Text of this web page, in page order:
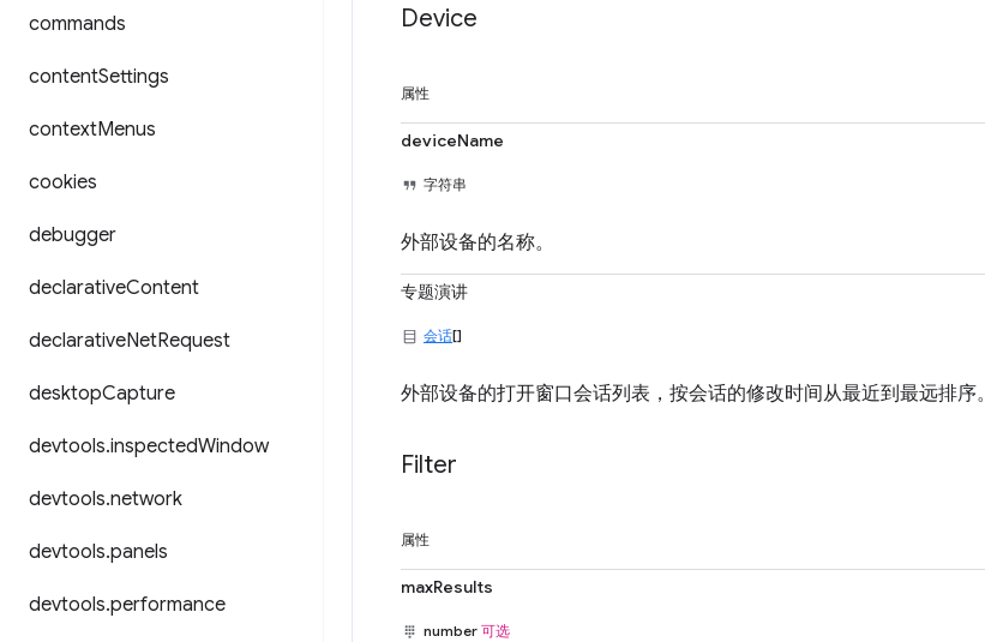
commands
contentSettings
contextMenus
cookies
debugger
declarativeContent
declarativeNetRequest
desktopCapture
devtools.inspectedWindow
devtools.network
devtools.panels
devtools.performance
Device
属性
deviceName
字符串
外部设备的名称。
专题演讲
会话[]
外部设备的打开窗口会话列表，按会话的修改时间从最近到最远排序。
Filter
属性
maxResults
number 可选